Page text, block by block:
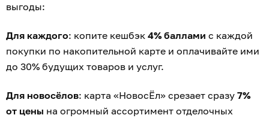
выгоды:
Для каждого: копите кешбэк 4% баллами с каждой
покупки по накопительной карте и оплачивайте ими
до 30% будущих товаров и услуг.
Для новосёлов: карта «НовосЁл» срезает сразу 7%
от цены на огромный ассортимент отделочных